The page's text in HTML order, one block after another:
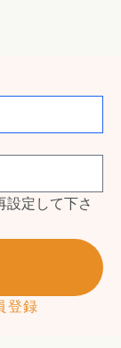
設定して下さ
登録